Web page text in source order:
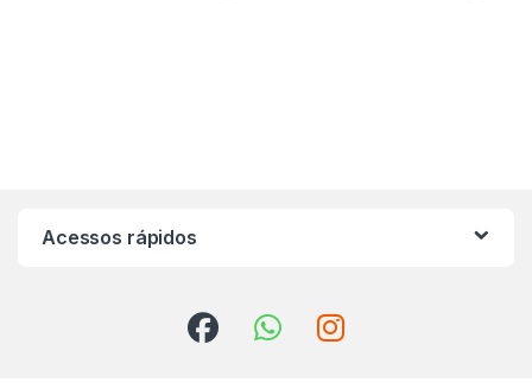
Acessos rápidos